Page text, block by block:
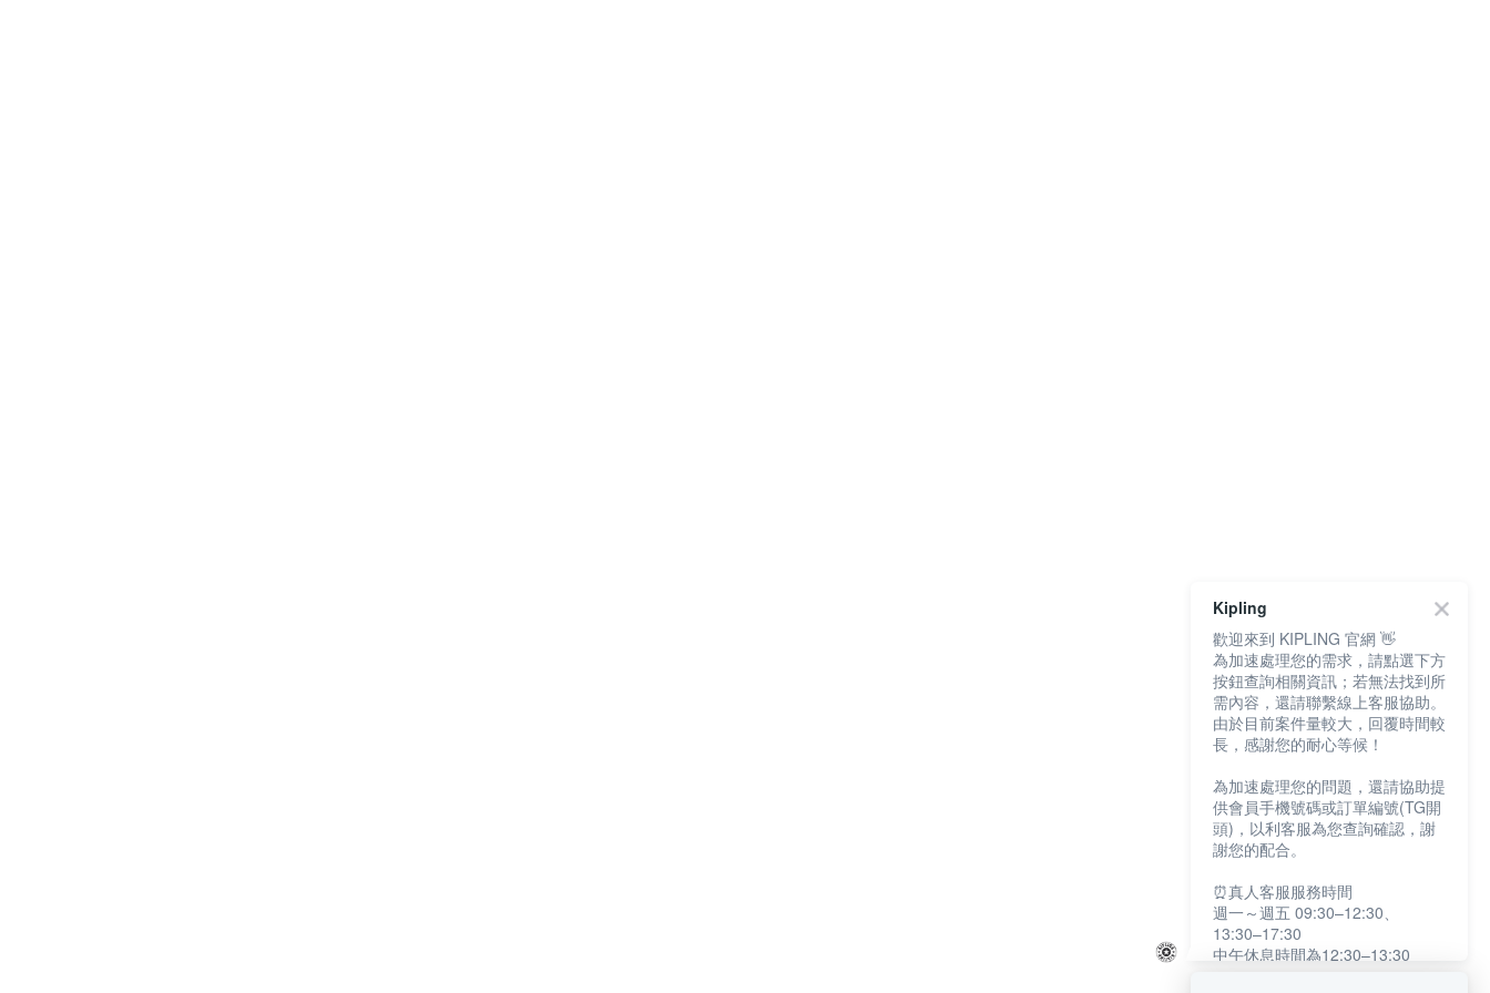
Kipling
歡迎來到 KIPLING 官網 👋
為加速處理您的需求，請點選下方
按鈕查詢相關資訊；若無法找到所
需內容，還請聯繫線上客服協助。
由於目前案件量較大，回覆時間較
長，感謝您的耐心等候！
為加速處理您的問題，還請協助提
供會員手機號碼或訂單編號(TG開
頭)，以利客服為您查詢確認，謝
謝您的配合。
⏰真人客服服務時間
週一～週五 09:30–12:30、
13:30–17:30
中午休息時間為12:30–13:30